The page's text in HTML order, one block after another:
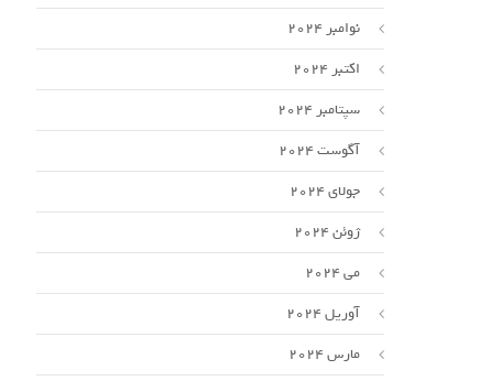
نوامبر 2024
اکتبر 2024
سپتامبر 2024
آگوست 2024
جولای 2024
ژوئن 2024
می 2024
آوریل 2024
مارس 2024